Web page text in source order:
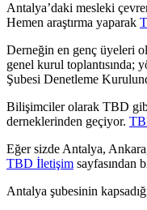
Antalya’daki mesleki
Hemen araştırma yaparak
Derneğin en genç üyeleri
genel kurul toplantısında;
Şubesi Denetleme
Bilişimciler olarak TBD
derneklerinden geçiyor.
Eğer sizde Antalya,
TBD İletişim sayfasından
Antalya şubesinin